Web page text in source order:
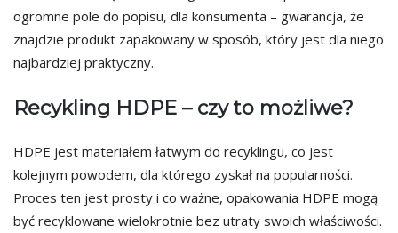
ogromne pole do popisu, dla konsumenta – gwarancja, że
znajdzie produkt zapakowany w sposób, który jest dla niego
najbardziej praktyczny.
Recykling HDPE – czy to możliwe?
HDPE jest materiałem łatwym do recyklingu, co jest
kolejnym powodem, dla którego zyskał na popularności.
Proces ten jest prosty i co ważne, opakowania HDPE mogą
być recyklowane wielokrotnie bez utraty swoich właściwości.